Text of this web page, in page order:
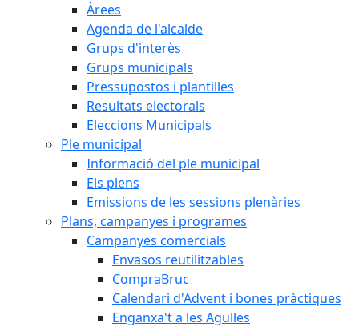
Àrees
Agenda de l'alcalde
Grups d'interès
Grups municipals
Pressupostos i plantilles
Resultats electorals
Eleccions Municipals
Ple municipal
Informació del ple municipal
Els plens
Emissions de les sessions plenàries
Plans, campanyes i programes
Campanyes comercials
Envasos reutilitzables
CompraBruc
Calendari d'Advent i bones pràctiques
Enganxa't a les Agulles